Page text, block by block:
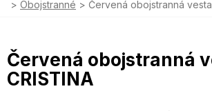
Obojstranné
Červená obojstranná vesta
Červená obojstranná
CRISTINA